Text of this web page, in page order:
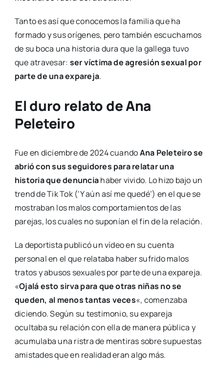
Tanto es así que conocemos la familia que ha
formado y sus orígenes, pero también escuchamos
de su boca una historia dura que la gallega tuvo
que atravesar: ser víctima de agresión sexual por
parte de una expareja.
El duro relato de Ana
Peleteiro
Fue en diciembre de 2024 cuandoAna Peleteiro se
abrió con sus seguidores para relatar una
historia que denunciahaber vivido. Lo hizo bajo un
trend de Tik Tok (‘Y aún así me quedé’) en el que se
mostraban los malos comportamientos de las
parejas, los cuales no suponían el fin de la relación.
La deportista publicó un vídeo en su cuenta
personal en el que relataba haber sufrido malos
tratos y abusos sexuales por parte de una expareja.
«Ojalá esto sirva para que otras niñas no se
queden, al menos tantas veces«, comenzaba
diciendo. Según su testimonio, su expareja
ocultaba su relación con ella de manera pública y
acumulaba una ristra de mentiras sobre supuestas
amistades que en realidad eran algo más.